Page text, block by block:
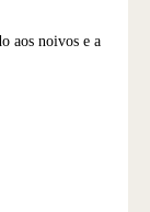
aos noivos e a